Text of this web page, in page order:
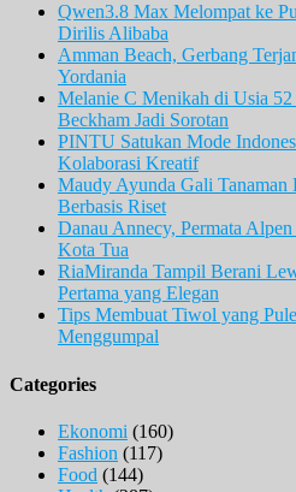
Qwen3.8 Max Melompat ke
Dirilis Alibaba
Amman Beach, Gerbang
Yordania
Melanie C Menikah di Usia
Beckham Jadi Sorotan
PINTU Satukan Mode
Kolaborasi Kreatif
Maudy Ayunda Gali
Berbasis Riset
Danau Annecy, Permata
Kota Tua
RiaMiranda Tampil Berani
Pertama yang Elegan
Tips Membuat Tiwol yang
Menggumpal
Categories
Ekonomi (160)
Fashion (117)
Food (144)